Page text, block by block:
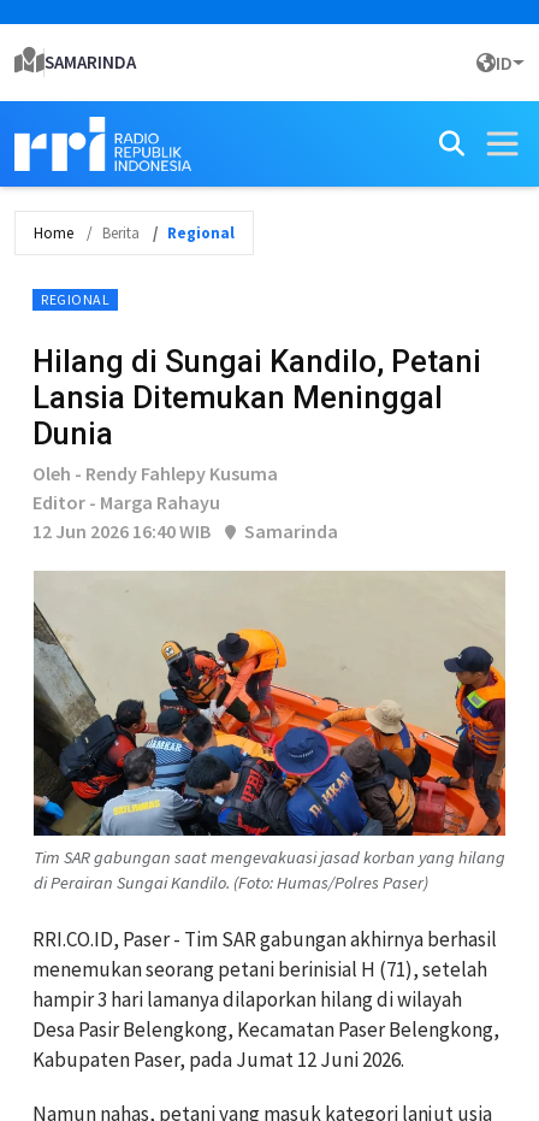
SAMARINDA ID
Home Berita Regional
REGIONAL
Hilang di Sungai Kandilo, Petani
Lansia Ditemukan Meninggal
Dunia
Oleh - Rendy Fahlepy Kusuma
Editor - Marga Rahayu
12 Jun 2026 16:40 WIB
Samarinda
Tim SAR gabungan saat mengevakuasi jasad korban yang hilang
di Perairan Sungai Kandilo. (Foto: Humas/Polres Paser)
RRI.CO.ID, Paser - Tim SAR gabungan akhirnya berhasil
menemukan seorang petani berinisial H (71), setelah
hampir 3 hari lamanya dilaporkan hilang di wilayah
Desa Pasir Belengkong, Kecamatan Paser Belengkong,
Kabupaten Paser, pada Jumat 12 Juni 2026.
Namun nahas, petani yang masuk kategori lanjut usia